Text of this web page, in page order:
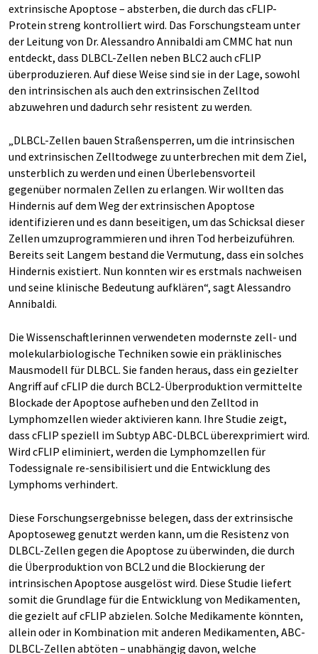
extrinsische Apoptose – absterben, die durch das cFLIP-
Protein streng kontrolliert wird. Das Forschungsteam unter
der Leitung von Dr. Alessandro Annibaldi am CMMC hat nun
entdeckt, dass DLBCL-Zellen neben BLC2 auch cFLIP
überproduzieren. Auf diese Weise sind sie in der Lage, sowohl
den intrinsischen als auch den extrinsischen Zelltod
abzuwehren und dadurch sehr resistent zu werden.
„DLBCL-Zellen bauen Straßensperren, um die intrinsischen
und extrinsischen Zelltodwege zu unterbrechen mit dem Ziel,
unsterblich zu werden und einen Überlebensvorteil
gegenüber normalen Zellen zu erlangen. Wir wollten das
Hindernis auf dem Weg der extrinsischen Apoptose
identifizieren und es dann beseitigen, um das Schicksal dieser
Zellen umzuprogrammieren und ihren Tod herbeizuführen.
Bereits seit Langem bestand die Vermutung, dass ein solches
Hindernis existiert. Nun konnten wir es erstmals nachweisen
und seine klinische Bedeutung aufklären“, sagt Alessandro
Annibaldi.
Die Wissenschaftlerinnen verwendeten modernste zell- und
molekularbiologische Techniken sowie ein präklinisches
Mausmodell für DLBCL. Sie fanden heraus, dass ein gezielter
Angriff auf cFLIP die durch BCL2-Überproduktion vermittelte
Blockade der Apoptose aufheben und den Zelltod in
Lymphomzellen wieder aktivieren kann. Ihre Studie zeigt,
dass cFLIP speziell im Subtyp ABC-DLBCL überexprimiert wird.
Wird cFLIP eliminiert, werden die Lymphomzellen für
Todessignale re-sensibilisiert und die Entwicklung des
Lymphoms verhindert.
Diese Forschungsergebnisse belegen, dass der extrinsische
Apoptoseweg genutzt werden kann, um die Resistenz von
DLBCL-Zellen gegen die Apoptose zu überwinden, die durch
die Überproduktion von BCL2 und die Blockierung der
intrinsischen Apoptose ausgelöst wird. Diese Studie liefert
somit die Grundlage für die Entwicklung von Medikamenten,
die gezielt auf cFLIP abzielen. Solche Medikamente könnten,
allein oder in Kombination mit anderen Medikamenten, ABC-
DLBCL-Zellen abtöten – unabhängig davon, welche